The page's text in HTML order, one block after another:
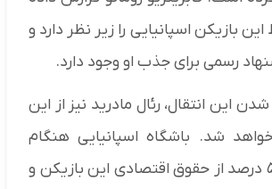
بازیکن اسپانیایی را زیر نظر دارد و
رسمی برای جذب او وجود دارد.
این انتقال، رئال مادرید نیز از این
شد. باشگاه اسپانیایی هنگام
جدایی رامون، ۵۰ درصد از حقوق اقتصادی این بازیکن و